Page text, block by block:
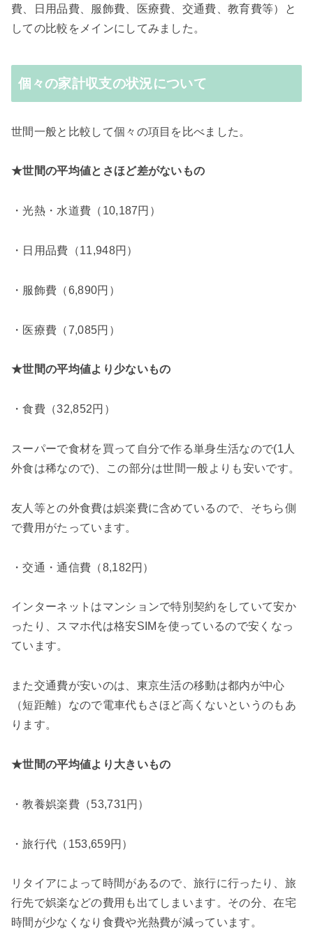
費、日用品費、服飾費、医療費、交通費、教育費等）と
しての比較をメインにしてみました。
個々の家計収支の状況について
世間一般と比較して個々の項目を比べました。
★世間の平均値とさほど差がないもの
・光熱・水道費（10,187円）
・日用品費（11,948円）
・服飾費（6,890円）
・医療費（7,085円）
★世間の平均値より 少ないもの
・食費（32,852円）
スーパーで食材を買って自分で作る単身生活なので(1人
外食は稀なので)、この部分は世間一般よりも安いです。
友人等との外食費は娯楽費に含めているので、そちら側
で費用がたっています。
・交通・通信費（8,182円）
インターネットはマンションで特別契約をしていて安か
ったり、スマホ代は格安SIMを使っているので安くなっ
ています。
また交通費が安いのは、東京生活の移動は都内が中心
（短距離）なので電車代もさほど高くないというのもあ
ります。
★世間の平均値より 大きいもの
・教養娯楽費（53,731円）
・旅行代（153,659円）
リタイアによって時間があるので、旅行に行ったり、旅
行先で娯楽などの費用も出てしまいます。その分、在宅
時間が少なくなり食費や光熱費が減っています。